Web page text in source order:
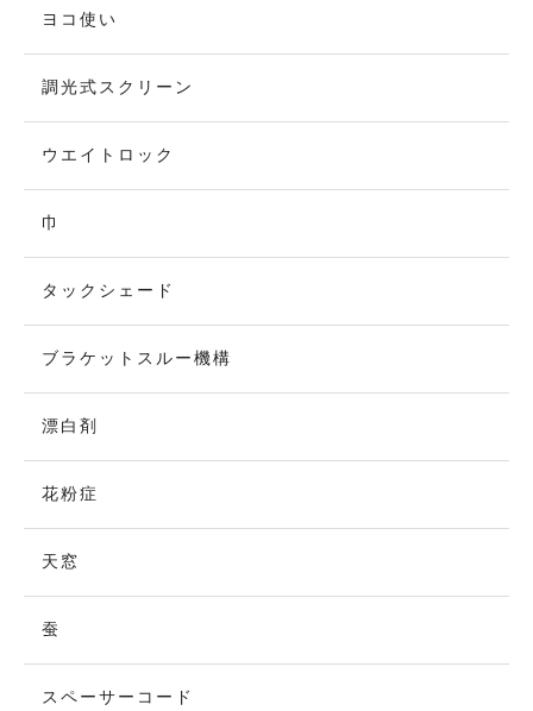
ヨコ使い
調光式スクリーン
ウエイトロック
巾
タックシェード
ブラケットスルー機構
漂白剤
花粉症
天窓
蚕
スペーサーコード